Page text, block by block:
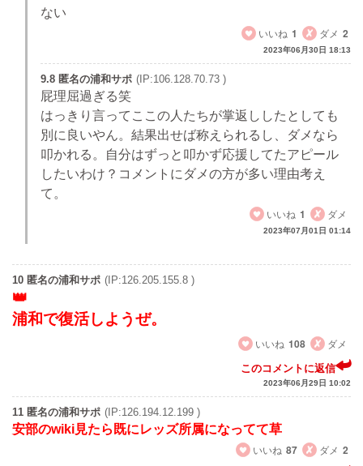
ない
いいね 1 ダメ 2
2023年06月30日 18:13
9.8 匿名の浦和サポ (IP:106.128.70.73 )
屁理屈過ぎる笑
はっきり言ってここの人たちが掌返ししたとしても
別に良いやん。結果出せば称えられるし、ダメなら
叩かれる。自分はずっと叩かず応援してたアピール
したいわけ？コメントにダメの方が多い理由考え
て。
いいね 1 ダメ
2023年07月01日 01:14
10 匿名の浦和サポ (IP:126.205.155.8 )
浦和で復活しようぜ。
いいね 108 ダメ
このコメントに返信
2023年06月29日 10:02
11 匿名の浦和サポ (IP:126.194.12.199 )
安部のwiki見たら既にレッズ所属になってて草
いいね 87 ダメ 2